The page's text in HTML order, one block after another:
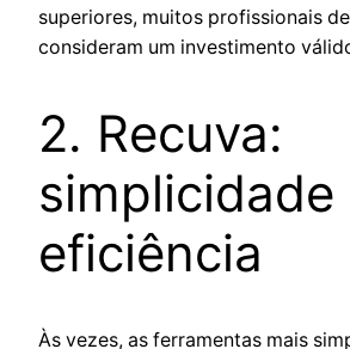
superiores, muitos profissionais
consideram um investimento
2. Recuva:
simplicidade
eficiência
Às vezes, as ferramentas mais